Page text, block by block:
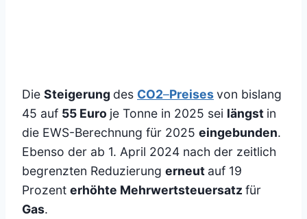
Die Steigerung des CO2–Preisesvon bislang
45 auf 55 Euro je Tonne in 2025 sei längst in
die EWS-Berechnung für 2025 eingebunden.
Ebenso der ab 1. April 2024 nach der zeitlich
begrenzten Reduzierung erneut auf 19
Prozent erhöhte Mehrwertsteuersatz für
Gas.